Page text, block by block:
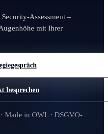
Assessment –
mit Ihrer
besprechen
Made in OWL · DSGVO-